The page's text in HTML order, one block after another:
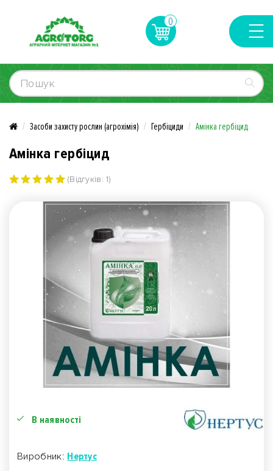
0
Засоби захисту рослин (агрохімія) Гербіциди Амінка гербіцид
Амінка гербіцид
(Відгуків: 1)
В наявності
Виробник: Нертус